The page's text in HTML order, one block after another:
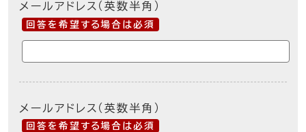
メールアドレス（英数半角）
回答を希望する場合は必須
メールアドレス（英数半角）
回答を希望する場合は必須